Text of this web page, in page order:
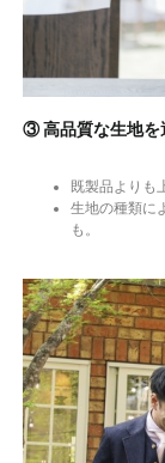
③ 高品質な生地を
既製品よりも
生地の種類に
も。